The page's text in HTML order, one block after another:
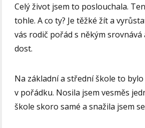
Celý život jsem to poslouchala.
tohle. A co ty? Je těžké žít a
vás rodič pořád s někým srovnává
dost.
Na základní a střední škole to bylo
v pořádku. Nosila jsem vesměs
škole skoro samé a snažila jsem